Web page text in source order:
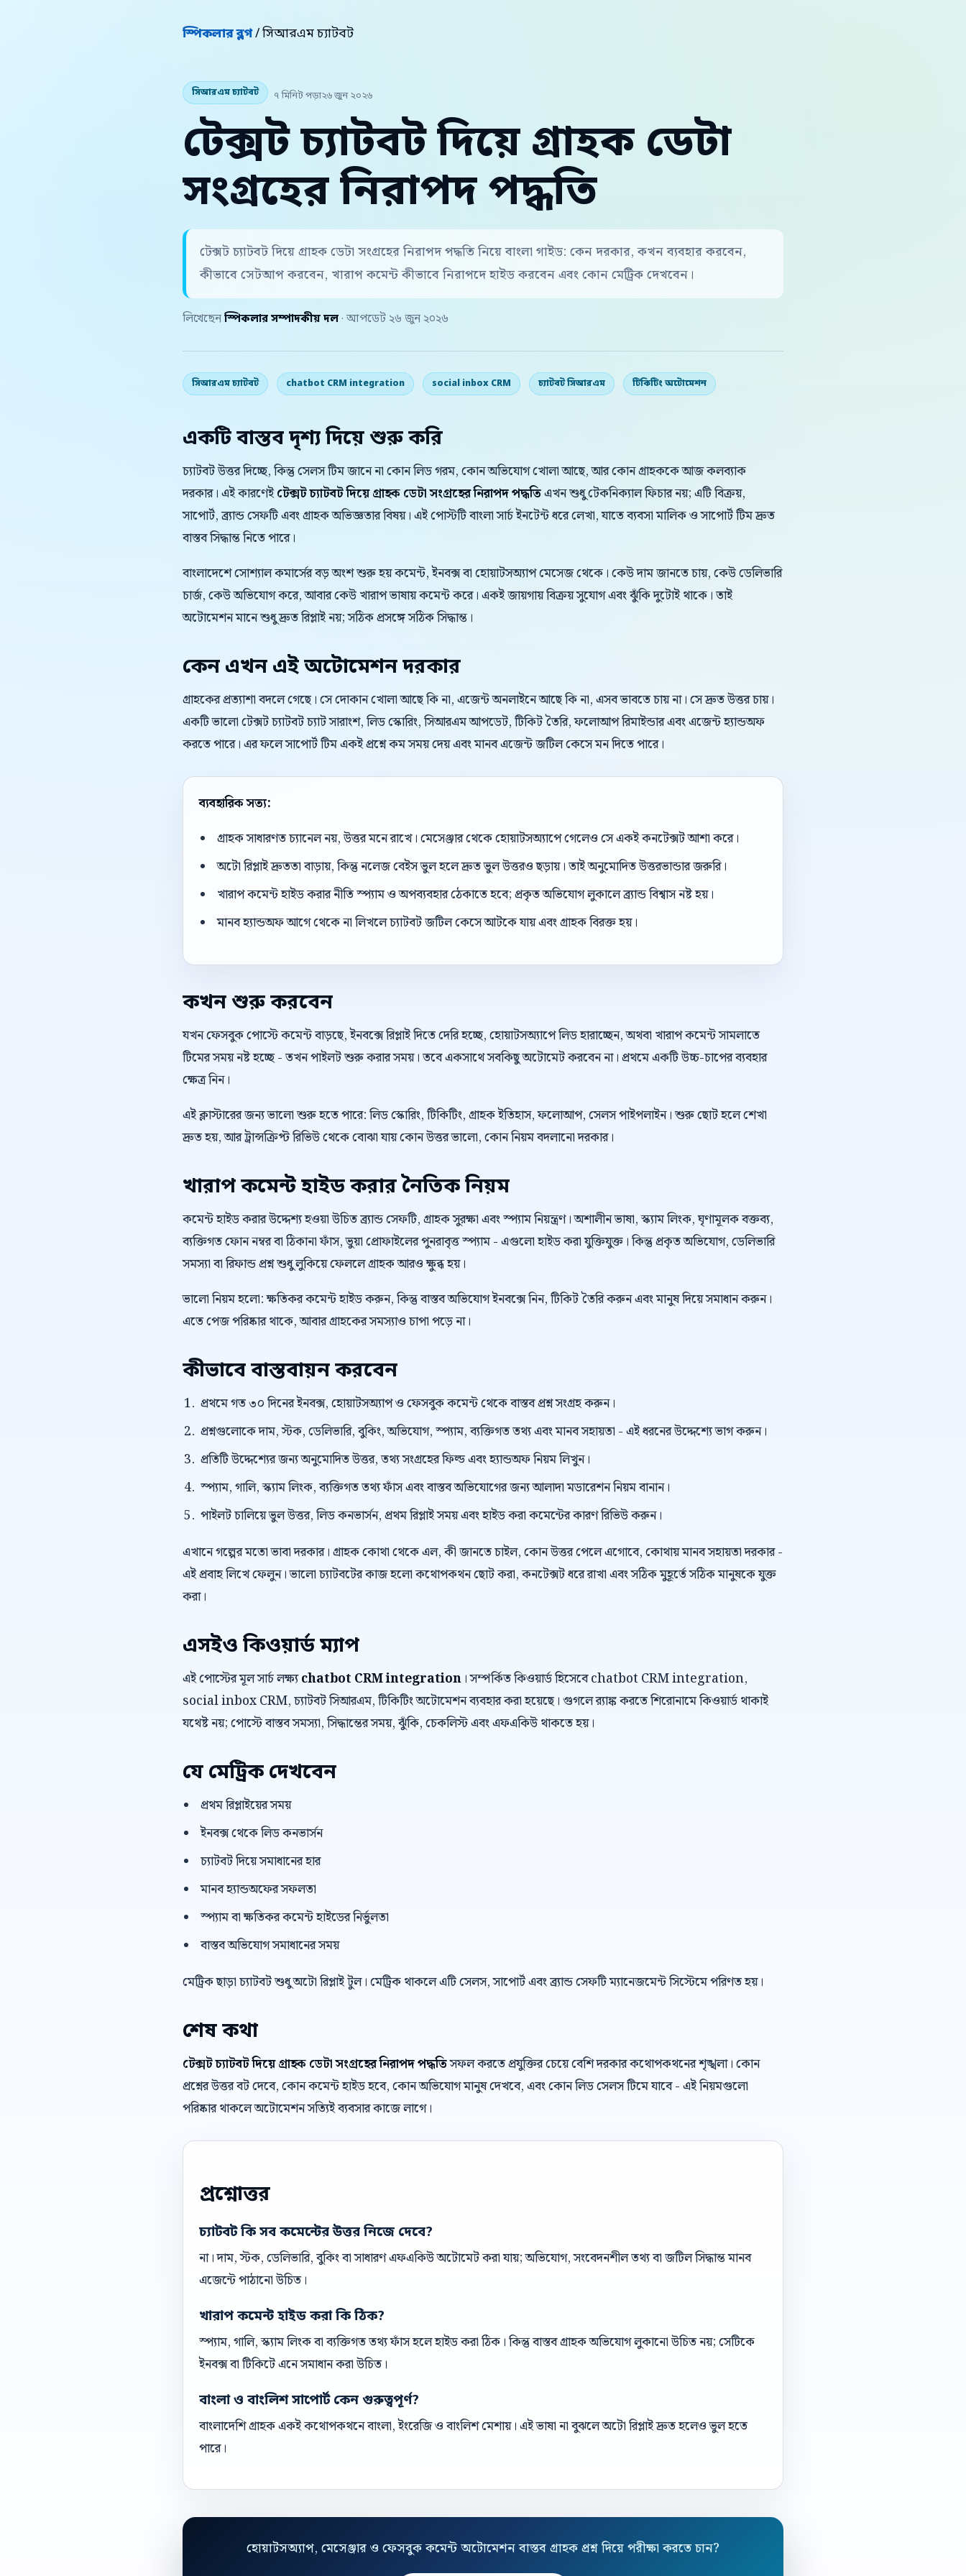
স্পিকলার ব্লগ/ সিআরএম চ্যাটবট
সিআরএম চ্যাটবট ৭ মিনিট পড়া২৬ জুন ২০২৬
টেক্সট চ্যাটবট দিয়ে গ্রাহক ডেটা
সংগ্রহের নিরাপদ পদ্ধতি
টেক্সট চ্যাটবট দিয়ে গ্রাহক ডেটা সংগ্রহের নিরাপদ পদ্ধতি নিয়ে বাংলা গাইড: কেন দরকার, কখন ব্যবহার করবেন,
কীভাবে সেটআপ করবেন, খারাপ কমেন্ট কীভাবে নিরাপদে হাইড করবেন এবং কোন মেট্রিক দেখবেন।
লিখেছেন স্পিকলার সম্পাদকীয় দল · আপডেট ২৬ জুন ২০২৬
সিআরএম চ্যাটবট chatbot CRM integration social inbox CRM চ্যাটবট সিআরএম টিকিটিং অটোমেশন
একটি বাস্তব দৃশ্য দিয়ে শুরু করি
চ্যাটবট উত্তর দিচ্ছে, কিন্তু সেলস টিম জানে না কোন লিড গরম, কোন অভিযোগ খোলা আছে, আর কোন গ্রাহককে আজ কলব্যাক
দরকার। এই কারণেইটেক্সট চ্যাটবট দিয়ে গ্রাহক ডেটা সংগ্রহের নিরাপদ পদ্ধতিএখন শুধু টেকনিক্যাল ফিচার নয়; এটি বিক্রয়,
সাপোর্ট, ব্র্যান্ড সেফটি এবং গ্রাহক অভিজ্ঞতার বিষয়। এই পোস্টটি বাংলা সার্চ ইনটেন্ট ধরে লেখা, যাতে ব্যবসা মালিক ও সাপোর্ট টিম দ্রুত
বাস্তব সিদ্ধান্ত নিতে পারে।
বাংলাদেশে সোশ্যাল কমার্সের বড় অংশ শুরু হয় কমেন্ট, ইনবক্স বা হোয়াটসঅ্যাপ মেসেজ থেকে। কেউ দাম জানতে চায়, কেউ ডেলিভারি
চার্জ, কেউ অভিযোগ করে, আবার কেউ খারাপ ভাষায় কমেন্ট করে। একই জায়গায় বিক্রয় সুযোগ এবং ঝুঁকি দুটোই থাকে। তাই
অটোমেশন মানে শুধু দ্রুত রিপ্লাই নয়; সঠিক প্রসঙ্গে সঠিক সিদ্ধান্ত।
কেন এখন এই অটোমেশন দরকার
গ্রাহকের প্রত্যাশা বদলে গেছে। সে দোকান খোলা আছে কি না, এজেন্ট অনলাইনে আছে কি না, এসব ভাবতে চায় না। সে দ্রুত উত্তর চায়।
একটি ভালো টেক্সট চ্যাটবট চ্যাট সারাংশ, লিড স্কোরিং, সিআরএম আপডেট, টিকিট তৈরি, ফলোআপ রিমাইন্ডার এবং এজেন্ট হ্যান্ডঅফ
করতে পারে। এর ফলে সাপোর্ট টিম একই প্রশ্নে কম সময় দেয় এবং মানব এজেন্ট জটিল কেসে মন দিতে পারে।
ব্যবহারিক সত্য:
গ্রাহক সাধারণত চ্যানেল নয়, উত্তর মনে রাখে। মেসেঞ্জার থেকে হোয়াটসঅ্যাপে গেলেও সে একই কনটেক্সট আশা করে।
অটো রিপ্লাই দ্রুততা বাড়ায়, কিন্তু নলেজ বেইস ভুল হলে দ্রুত ভুল উত্তরও ছড়ায়। তাই অনুমোদিত উত্তরভান্ডার জরুরি।
খারাপ কমেন্ট হাইড করার নীতি স্প্যাম ও অপব্যবহার ঠেকাতে হবে; প্রকৃত অভিযোগ লুকালে ব্র্যান্ড বিশ্বাস নষ্ট হয়।
মানব হ্যান্ডঅফ আগে থেকে না লিখলে চ্যাটবট জটিল কেসে আটকে যায় এবং গ্রাহক বিরক্ত হয়।
কখন শুরু করবেন
যখন ফেসবুক পোস্টে কমেন্ট বাড়ছে, ইনবক্সে রিপ্লাই দিতে দেরি হচ্ছে, হোয়াটসঅ্যাপে লিড হারাচ্ছেন, অথবা খারাপ কমেন্ট সামলাতে
টিমের সময় নষ্ট হচ্ছে - তখন পাইলট শুরু করার সময়। তবে একসাথে সবকিছু অটোমেট করবেন না। প্রথমে একটি উচ্চ-চাপের ব্যবহার
ক্ষেত্র নিন।
এই ক্লাস্টারের জন্য ভালো শুরু হতে পারে: লিড স্কোরিং, টিকিটিং, গ্রাহক ইতিহাস, ফলোআপ, সেলস পাইপলাইন। শুরু ছোট হলে শেখা
দ্রুত হয়, আর ট্রান্সক্রিপ্ট রিভিউ থেকে বোঝা যায় কোন উত্তর ভালো, কোন নিয়ম বদলানো দরকার।
খারাপ কমেন্ট হাইড করার নৈতিক নিয়ম
কমেন্ট হাইড করার উদ্দেশ্য হওয়া উচিত ব্র্যান্ড সেফটি, গ্রাহক সুরক্ষা এবং স্প্যাম নিয়ন্ত্রণ। অশালীন ভাষা, স্ক্যাম লিংক, ঘৃণামূলক বক্তব্য,
ব্যক্তিগত ফোন নম্বর বা ঠিকানা ফাঁস, ভুয়া প্রোফাইলের পুনরাবৃত্ত স্প্যাম - এগুলো হাইড করা যুক্তিযুক্ত। কিন্তু প্রকৃত অভিযোগ, ডেলিভারি
সমস্যা বা রিফান্ড প্রশ্ন শুধু লুকিয়ে ফেললে গ্রাহক আরও ক্ষুব্ধ হয়।
ভালো নিয়ম হলো: ক্ষতিকর কমেন্ট হাইড করুন, কিন্তু বাস্তব অভিযোগ ইনবক্সে নিন, টিকিট তৈরি করুন এবং মানুষ দিয়ে সমাধান করুন।
এতে পেজ পরিষ্কার থাকে, আবার গ্রাহকের সমস্যাও চাপা পড়ে না।
কীভাবে বাস্তবায়ন করবেন
প্রথমে গত ৩০ দিনের ইনবক্স, হোয়াটসঅ্যাপ ও ফেসবুক কমেন্ট থেকে বাস্তব প্রশ্ন সংগ্রহ করুন।
প্রশ্নগুলোকে দাম, স্টক, ডেলিভারি, বুকিং, অভিযোগ, স্প্যাম, ব্যক্তিগত তথ্য এবং মানব সহায়তা - এই ধরনের উদ্দেশ্যে ভাগ করুন।
প্রতিটি উদ্দেশ্যের জন্য অনুমোদিত উত্তর, তথ্য সংগ্রহের ফিল্ড এবং হ্যান্ডঅফ নিয়ম লিখুন।
স্প্যাম, গালি, স্ক্যাম লিংক, ব্যক্তিগত তথ্য ফাঁস এবং বাস্তব অভিযোগের জন্য আলাদা মডারেশন নিয়ম বানান।
পাইলট চালিয়ে ভুল উত্তর, লিড কনভার্সন, প্রথম রিপ্লাই সময় এবং হাইড করা কমেন্টের কারণ রিভিউ করুন।
এখানে গল্পের মতো ভাবা দরকার। গ্রাহক কোথা থেকে এল, কী জানতে চাইল, কোন উত্তর পেলে এগোবে, কোথায় মানব সহায়তা দরকার -
এই প্রবাহ লিখে ফেলুন। ভালো চ্যাটবটের কাজ হলো কথোপকথন ছোট করা, কনটেক্সট ধরে রাখা এবং সঠিক মুহূর্তে সঠিক মানুষকে যুক্ত
করা।
এসইও কিওয়ার্ড ম্যাপ
এই পোস্টের মূল সার্চ লক্ষ্যchatbot CRM integration । সম্পর্কিত কিওয়ার্ড হিসেবে chatbot CRM integration,
social inbox CRM, চ্যাটবট সিআরএম, টিকিটিং অটোমেশন ব্যবহার করা হয়েছে। গুগলে র‍্যাঙ্ক করতে শিরোনামে কিওয়ার্ড থাকাই
যথেষ্ট নয়; পোস্টে বাস্তব সমস্যা, সিদ্ধান্তের সময়, ঝুঁকি, চেকলিস্ট এবং এফএকিউ থাকতে হয়।
যে মেট্রিক দেখবেন
প্রথম রিপ্লাইয়ের সময়
ইনবক্স থেকে লিড কনভার্সন
চ্যাটবট দিয়ে সমাধানের হার
মানব হ্যান্ডঅফের সফলতা
স্প্যাম বা ক্ষতিকর কমেন্ট হাইডের নির্ভুলতা
বাস্তব অভিযোগ সমাধানের সময়
মেট্রিক ছাড়া চ্যাটবট শুধু অটো রিপ্লাই টুল। মেট্রিক থাকলে এটি সেলস, সাপোর্ট এবং ব্র্যান্ড সেফটি ম্যানেজমেন্ট সিস্টেমে পরিণত হয়।
শেষ কথা
টেক্সট চ্যাটবট দিয়ে গ্রাহক ডেটা সংগ্রহের নিরাপদ পদ্ধতিসফল করতে প্রযুক্তির চেয়ে বেশি দরকার কথোপকথনের শৃঙ্খলা। কোন
প্রশ্নের উত্তর বট দেবে, কোন কমেন্ট হাইড হবে, কোন অভিযোগ মানুষ দেখবে, এবং কোন লিড সেলস টিমে যাবে - এই নিয়মগুলো
পরিষ্কার থাকলে অটোমেশন সত্যিই ব্যবসার কাজে লাগে।
প্রশ্নোত্তর
চ্যাটবট কি সব কমেন্টের উত্তর নিজে দেবে?
না। দাম, স্টক, ডেলিভারি, বুকিং বা সাধারণ এফএকিউ অটোমেট করা যায়; অভিযোগ, সংবেদনশীল তথ্য বা জটিল সিদ্ধান্ত মানব
এজেন্টে পাঠানো উচিত।
খারাপ কমেন্ট হাইড করা কি ঠিক?
স্প্যাম, গালি, স্ক্যাম লিংক বা ব্যক্তিগত তথ্য ফাঁস হলে হাইড করা ঠিক। কিন্তু বাস্তব গ্রাহক অভিযোগ লুকানো উচিত নয়; সেটিকে
ইনবক্স বা টিকিটে এনে সমাধান করা উচিত।
বাংলা ও বাংলিশ সাপোর্ট কেন গুরুত্বপূর্ণ?
বাংলাদেশি গ্রাহক একই কথোপকথনে বাংলা, ইংরেজি ও বাংলিশ মেশায়। এই ভাষা না বুঝলে অটো রিপ্লাই দ্রুত হলেও ভুল হতে
পারে।
হোয়াটসঅ্যাপ, মেসেঞ্জার ও ফেসবুক কমেন্ট অটোমেশন বাস্তব গ্রাহক প্রশ্ন দিয়ে পরীক্ষা করতে চান?